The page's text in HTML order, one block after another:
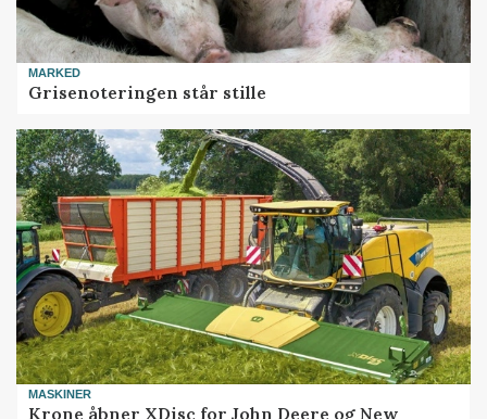
MARKED
Grisenoteringen står stille
MASKINER
Krone åbner XDisc for John Deere og New